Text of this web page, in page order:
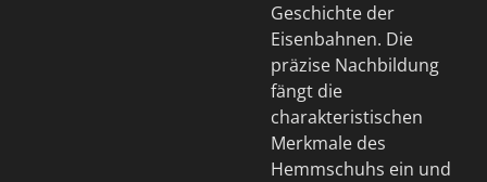
Geschichte der
Eisenbahnen. Die
präzise Nachbildung
fängt die
charakteristischen
Merkmale des
Hemmschuhs ein und